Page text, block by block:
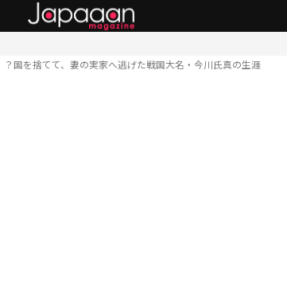
国を捨てて、妻の実家へ逃げた戦国大名・今川氏真の生涯